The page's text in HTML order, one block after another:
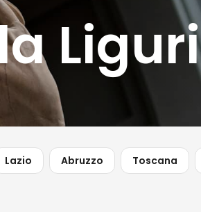
Lazio Abruzzo Toscana